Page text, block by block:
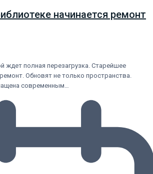
начинается ремонт
ждет полная перезагрузка. Старейшее
Обновят не только пространства.
современным…